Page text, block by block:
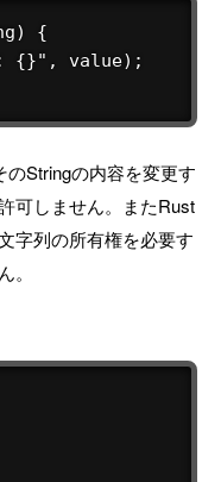
{
{}", value);
Stringの内容を変更す
可しません。またRust
字列の所有権を必要す
。